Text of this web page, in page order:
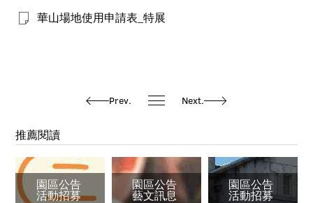
華山場地使用申請表_特展
Prev. Next.
推薦閱讀
園區公告
活動招募
園區公告
藝文訊息
園區公告
活動招募